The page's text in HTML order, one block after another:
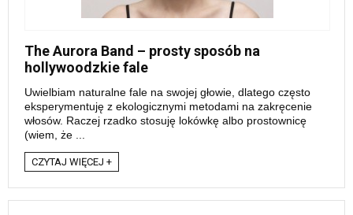
The Aurora Band – prosty sposób na
hollywoodzkie fale
Uwielbiam naturalne fale na swojej głowie, dlatego często
eksperymentuję z ekologicznymi metodami na zakręcenie
włosów. Raczej rzadko stosuję lokówkę albo prostownicę
(wiem, że ...
CZYTAJ WIĘCEJ +